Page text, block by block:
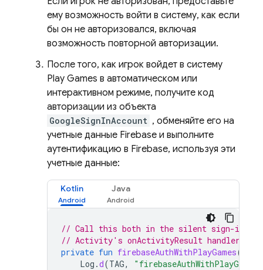
ему возможность войти в систему, как если
бы он не авторизовался, включая
возможность повторной авторизации.
После того, как игрок войдет в систему
Play Games в автоматическом или
интерактивном режиме, получите код
авторизации из объекта
GoogleSignInAccount , обменяйте его на
учетные данные Firebase и выполните
аутентификацию в Firebase, используя эти
учетные данные:
Kotlin Java
// Call this both in the silent sign-in
// Activity's onActivityResult handler.
private fun firebaseAuthWithPlayGames(
Log .d(TAG,